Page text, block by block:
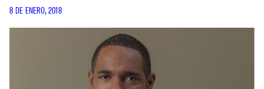
8 DE ENERO, 2018